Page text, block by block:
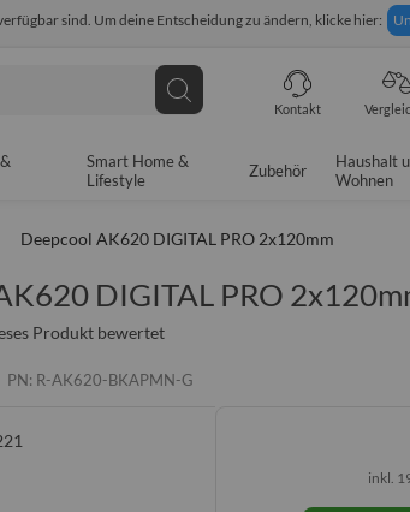
sind. Um deine Entscheidung zu ändern, klicke hier:
14-tägiges Rückgaberecht
Suche
Kontakt
Smart Home &
Lifestyle
Zubehör
Haushalt
Wohnen
Deepcool AK620 DIGITAL PRO 2x120mm
DIGITAL PRO
PN: R-AK620-BKAPMN-G
Produkt bewertet
inkl.